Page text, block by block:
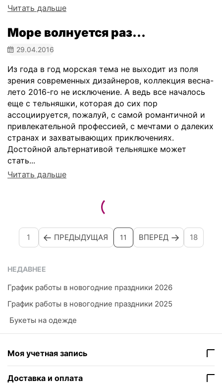
Читать дальше
Море волнуется раз...
29.04.2016
Из года в год морская тема не выходит из поля
зрения современных дизайнеров, коллекция весна-
лето 2016-го не исключение. А ведь все началось
еще с тельняшки, которая до сих пор
ассоциируется, пожалуй, с самой романтичной и
привлекательной профессией, с мечтами о далеких
странах и захватывающих приключениях.
Достойной альтернативой тельняшке может
стать...
Читать дальше
1 ПРЕДЫДУЩАЯ 11 ВПЕРЕД 18
НЕДАВНЕЕ
График работы в новогодние праздники 2026
График работы в новогодние праздники 2025
​ Букеты на одежде
Моя учетная запись
Доставка и оплата